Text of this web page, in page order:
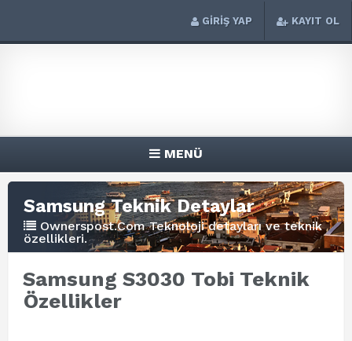
GİRİŞ YAP KAYIT OL
MENÜ
Samsung Teknik Detaylar
Ownerspost.Com Teknoloji detayları ve teknik
özellikleri.
Samsung S3030 Tobi Teknik
Özellikler